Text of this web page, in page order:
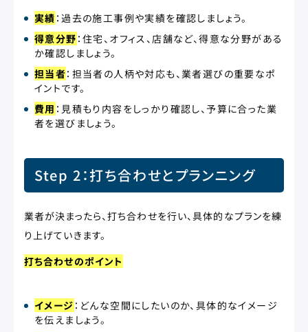
実績 ：過去の施工事例や実績を確認しましょう。
得意分野 ：住宅、オフィス、店舗など、得意な分野がある
か確認しましょう。
担当者：担当者の人柄や対応も、業者選びの重要なポ
イントです。
費用 ：見積もり内容をしっかり確認し、予算に合った業
者を選びましょう。
Step 2：打ち合わせとプランニング
業者が決まったら、打ち合わせを行い、具体的なプランを練
り上げていきます。
打ち合わせのポイント
イメージ ：どんな空間にしたいのか、具体的なイメージ
を伝えましょう。